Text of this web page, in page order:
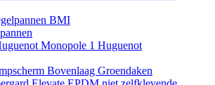
BMI
Monopole 1 Huguenot
Bovenlaag Groendaken